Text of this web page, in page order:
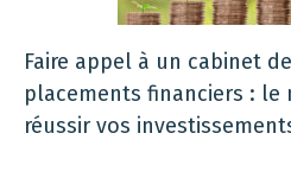
Faire appel à un cabinet
placements financiers :
réussir vos